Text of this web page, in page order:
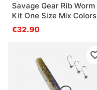
Savage Gear Rib Worm
Kit One Size Mix Colors
60pcs
€32.90